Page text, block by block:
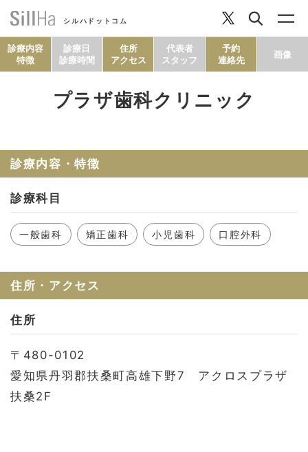
シルハドットコム
セルフチェック
診療内容
特徴
診療日
診療時間
住所
アクセス
代表者
スタッフ
予約
連絡先
画像
プラザ歯科クリニック
診療内容・特徴
診療科目
一般歯科 矯正歯科 小児歯科 口腔外科
住所・アクセス
住所
〒480-0102
愛知県丹羽郡扶桑町高雄下野7 アクロスプラザ
扶桑2F